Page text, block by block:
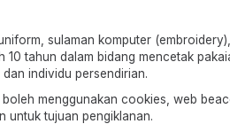
sulaman komputer
tahun dalam bidang mencetak
individu persendirian.
menggunakan cookies, web
untuk tujuan pengiklanan.